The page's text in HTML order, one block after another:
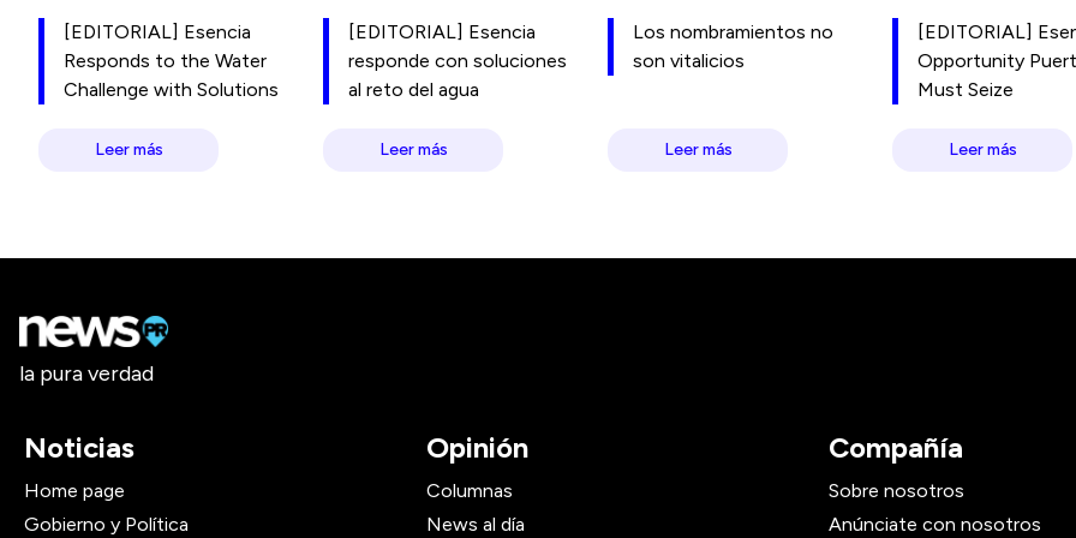
[EDITORIAL] Esencia
Responds to the Water
Challenge with Solutions
Leer más
[EDITORIAL] Esencia
responde con soluciones
al reto del agua
Leer más
Los nombramientos no
son vitalicios
Leer más
[EDITORIAL]
Opportunity
Must Seize
Leer más
la pura verdad
Noticias
Home page
Gobierno y Política
Opinión
Columnas
News al día
Compañía
Sobre nosotros
Anúnciate con nosotros